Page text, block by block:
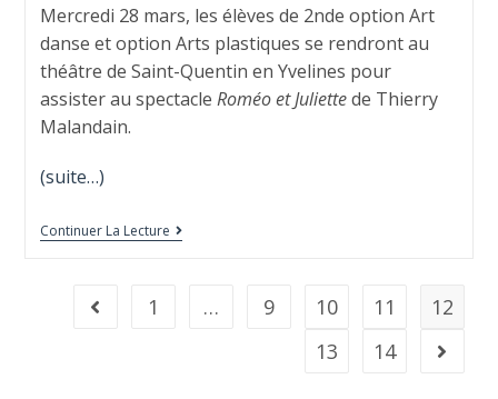
Mercredi 28 mars, les élèves de 2nde option Art
danse et option Arts plastiques se rendront au
théâtre de Saint-Quentin en Yvelines pour
assister au spectacle Roméo et Juliettede Thierry
Malandain.
(suite…)
Continuer La Lecture
1 … 9 10 11
12
13
14